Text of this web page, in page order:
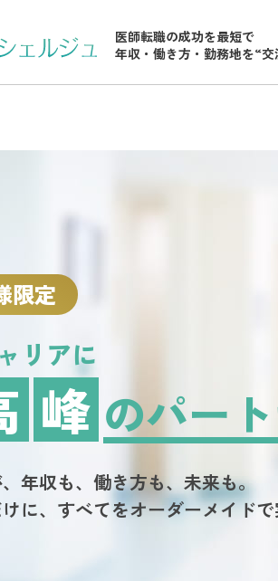
医師転職の成功を最短で
年収・働き方・勤務地を“交
限定
リアに
峰 のパー
年収も、働き方も、未来も。
に、すべてをオーダーメイド